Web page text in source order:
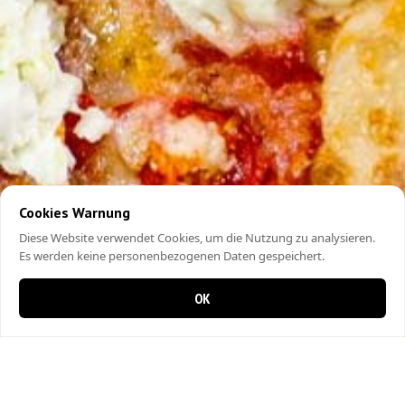
Cookies Warnung
Diese Website verwendet Cookies, um die Nutzung zu analysieren.
Es werden keine personenbezogenen Daten gespeichert.
OK